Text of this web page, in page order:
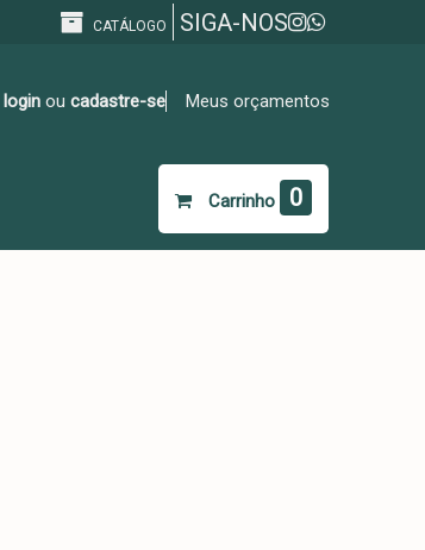
CATÁLOGO SIGA-NOS
login ou cadastre-se Meus orçamentos
Carrinho 0